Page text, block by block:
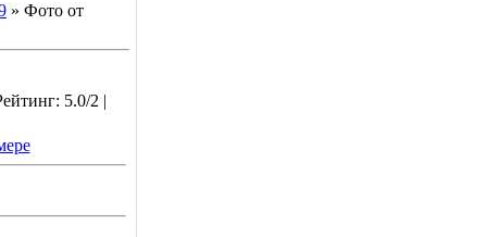
» Фото от
5.0/2 |